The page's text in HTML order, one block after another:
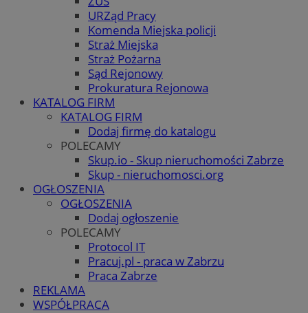
URZąd Pracy
Komenda Miejska policji
Straż Miejska
Straż Pożarna
Sąd Rejonowy
Prokuratura Rejonowa
KATALOG FIRM
KATALOG FIRM
Dodaj firmę do katalogu
POLECAMY
Skup.io - Skup nieruchomości Zabrze
Skup - nieruchomosci.org
OGŁOSZENIA
OGŁOSZENIA
Dodaj ogłoszenie
POLECAMY
Protocol IT
Pracuj.pl - praca w Zabrzu
Praca Zabrze
REKLAMA
WSPÓŁPRACA